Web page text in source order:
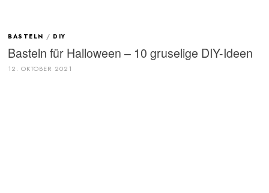
BASTELN / DIY
Basteln für Halloween – 10 gruselige DIY-Ideen
12. OKTOBER 2021